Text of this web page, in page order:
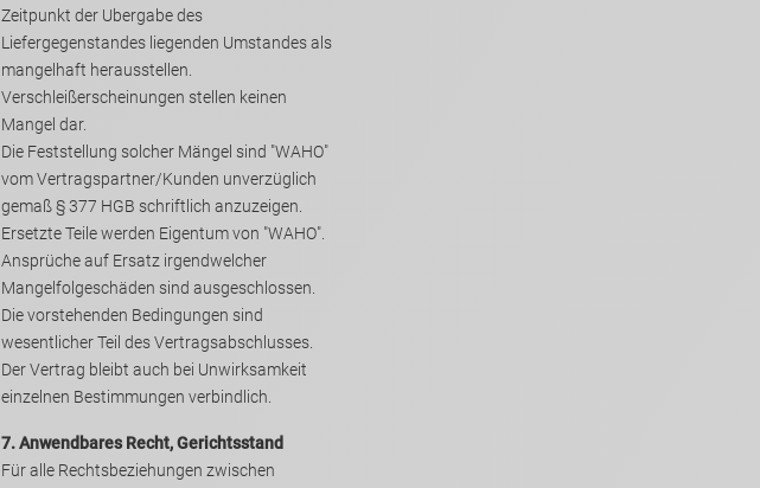
Zeitpunkt der Ubergabe des
Liefergegenstandes liegenden Umstandes als
mangelhaft herausstellen.
Verschleißerscheinungen stellen keinen
Mangel dar.
Die Feststellung solcher Mängel sind "WAHO"
vom Vertragspartner/Kunden unverzüglich
gemaß § 377 HGB schriftlich anzuzeigen.
Ersetzte Teile werden Eigentum von "WAHO".
Ansprüche auf Ersatz irgendwelcher
Mangelfolgeschäden sind ausgeschlossen.
Die vorstehenden Bedingungen sind
wesentlicher Teil des Vertragsabschlusses.
Der Vertrag bleibt auch bei Unwirksamkeit
einzelnen Bestimmungen verbindlich.
7. Anwendbares Recht, Gerichtsstand
Für alle Rechtsbeziehungen zwischen